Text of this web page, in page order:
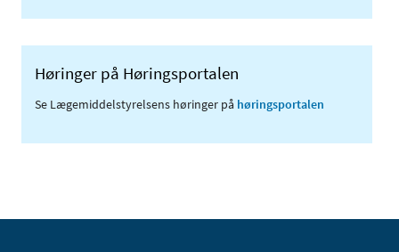
Høringer på Høringsportalen
Se Lægemiddelstyrelsens høringer på høringsportalen